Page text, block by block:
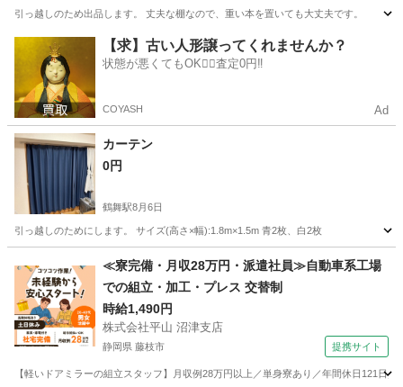
引っ越しのため出品します。 丈夫な棚なので、重い本を置いても大丈夫です。
鶴舞駅 収納家具
【求】古い人形譲ってくれませんか？
状態が悪くてもOK🙆‍♀️査定0円‼️
COYASH Ad
カーテン
0円
鶴舞駅8月6日
引っ越しのためにします。 サイズ(高さ×幅):1.8m×1.5m 青2枚、白2枚
鶴舞駅 カーテン、ブラインド カーテン
≪寮完備・月収28万円・派遣社員≫自動車系工場
での組立・加工・プレス 交替制
時給1,490円
株式会社平山 沼津支店
静岡県 藤枝市 提携サイト
【軽いドアミラーの組立スタッフ】月収例28万円以上／単身寮あり／年間休日121